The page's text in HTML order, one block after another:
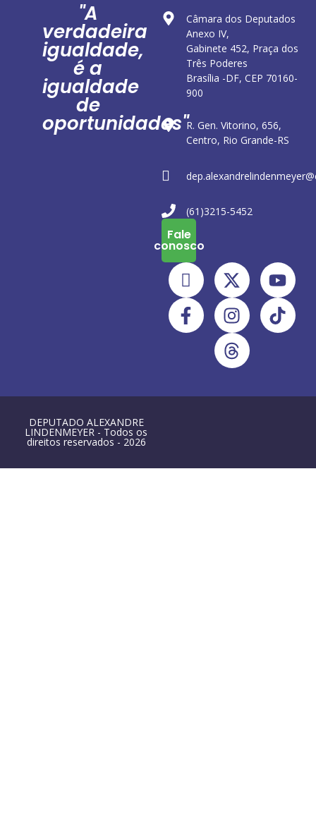
"A
verdadeira
igualdade,
é a
igualdade
de
oportunidades"
Câmara dos Deputados
Anexo IV,
Gabinete 452, Praça dos
Três Poderes
Brasília -DF, CEP 70160-
900
R. Gen. Vitorino, 656,
Centro, Rio Grande-RS
(61)3215-5452
Fale
conosco
DEPUTADO ALEXANDRE
LINDENMEYER - Todos os
direitos reservados - 2026